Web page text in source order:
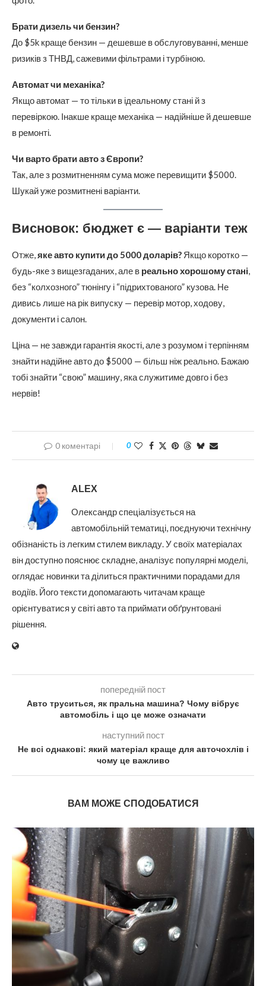
Брати дизель чи бензин?
До $5k краще бензин — дешевше в обслуговуванні, менше
ризиків з ТНВД, сажевими фільтрами і турбіною.
Автомат чи механіка?
Якщо автомат — то тільки в ідеальному стані й з
перевіркою. Інакше краще механіка — надійніше й дешевше
в ремонті.
Чи варто брати авто з Європи?
Так, але з розмитненням сума може перевищити $5000.
Шукай уже розмитнені варіанти.
Висновок: бюджет є — варіанти теж
Отже, яке авто купити до 5000 доларів? Якщо коротко —
будь-яке з вищезгаданих, але в реально хорошому стані
без “колхозного” тюнінгу і “підрихтованого” кузова. Не
дивись лише на рік випуску — перевір мотор, ходову,
документи і салон.
Ціна — не завжди гарантія якості, але з розумом і терпінням
знайти надійне авто до $5000 — більш ніж реально. Бажаю
тобі знайти “свою” машину, яка служитиме довго і без
нервів!
0 коментарі 0
ALEX
Олександр спеціалізується на
автомобільній тематиці, поєднуючи технічну
обізнаність із легким стилем викладу. У своїх матеріалах
він доступно пояснює складне, аналізує популярні моделі,
оглядає новинки та ділиться практичними порадами для
водіїв. Його тексти допомагають читачам краще
орієнтуватися у світі авто та приймати обґрунтовані
рішення.
попередній пост
Авто труситься, як пральна машина? Чому вібрує
автомобіль і що це може означати
наступний пост
Не всі однакові: який матеріал краще для авточохлів і
чому це важливо
ВАМ МОЖЕ СПОДОБАТИСЯ